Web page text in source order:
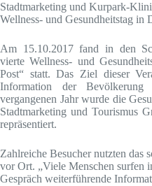
Stadtmarketing und Kurpark-
Wellness- und Gesundheitstag in
Am 15.10.2017 fand in den
vierte Wellness- und
Post“ statt. Das Ziel dieser
Information der
vergangenen Jahr wurde die
Stadtmarketing und Tourismus
repräsentiert.
Zahlreiche Besucher nutzten das
vor Ort. „Viele Menschen surfen
Gespräch weiterführende